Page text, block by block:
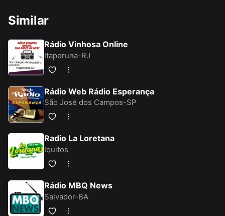
Similar
Rádio Vinhosa Online
Itaperuna-RJ
Rádio Web Rádio Esperança
São José dos Campos-SP
Radio La Loretana
Iquitos
Rádio MBQ News
Salvador-BA